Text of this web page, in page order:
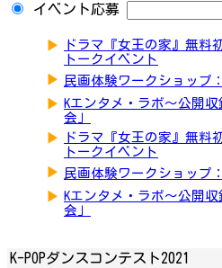
イベント応募
▶
ドラマ『女王の家』無料
トークイベント
▶ 民画体験ワークショップ
▶ Kエンタメ・ラボ～公開
会」
▶
ドラマ『女王の家』無料
トークイベント
▶ 民画体験ワークショップ
▶ Kエンタメ・ラボ～公開
会」
K-POPダンスコンテスト2021